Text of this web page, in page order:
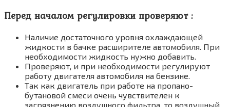
Перед началом регулировки проверяют :
Наличие достаточного уровня охлаждающей
жидкости в бачке расширителе автомобиля. При
необходимости жидкость нужно добавить.
Проверяют, и при необходимости регулируют
работу двигателя автомобиля на бензине.
Так как двигатель при работе на пропано-
бутановой смеси очень чувствителен к
загрязнению воздушного фильтра, то воздушный